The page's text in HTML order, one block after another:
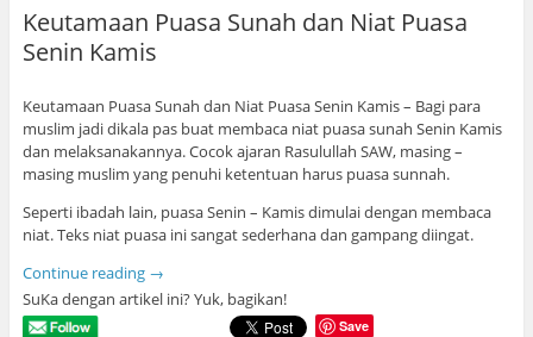
Keutamaan Puasa Sunah dan Niat Puasa
Senin Kamis
Keutamaan Puasa Sunah dan Niat Puasa Senin Kamis – Bagi para
muslim jadi dikala pas buat membaca niat puasa sunah Senin Kamis
dan melaksanakannya. Cocok ajaran Rasulullah SAW, masing –
masing muslim yang penuhi ketentuan harus puasa sunnah.
Seperti ibadah lain, puasa Senin – Kamis dimulai dengan membaca
niat. Teks niat puasa ini sangat sederhana dan gampang diingat.
Continue reading →
SuKa dengan artikel ini? Yuk, bagikan!
Save